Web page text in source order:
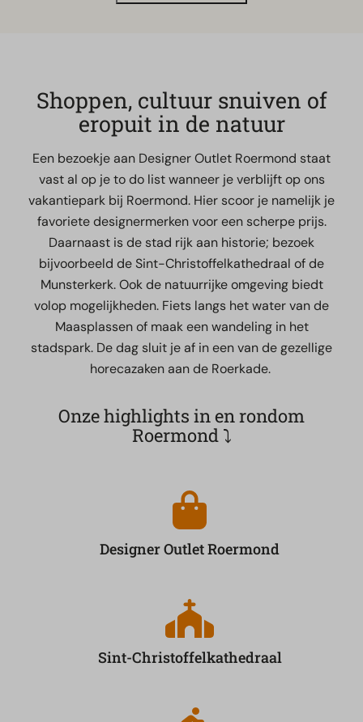
Shoppen, cultuur snuiven of
eropuit in de natuur
Een bezoekje aan Designer Outlet Roermond staat
vast al op je to do list wanneer je verblijft op ons
vakantiepark bij Roermond. Hier scoor je namelijk je
favoriete designermerken voor een scherpe prijs.
Daarnaast is de stad rijk aan historie; bezoek
bijvoorbeeld de Sint-Christoffelkathedraal of de
Munsterkerk. Ook de natuurrijke omgeving biedt
volop mogelijkheden. Fiets langs het water van de
Maasplassen of maak een wandeling in het
stadspark. De dag sluit je af in een van de gezellige
horecazaken aan de Roerkade.
Onze highlights in en rondom
Roermond ⤵
Designer Outlet Roermond
Sint-Christoffelkathedraal